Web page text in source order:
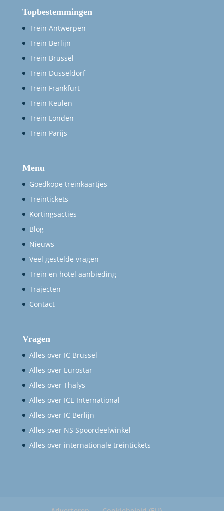
Topbestemmingen
Trein Antwerpen
Trein Berlijn
Trein Brussel
Trein Düsseldorf
Trein Frankfurt
Trein Keulen
Trein Londen
Trein Parijs
Menu
Goedkope treinkaartjes
Treintickets
Kortingsacties
Blog
Nieuws
Veel gestelde vragen
Trein en hotel aanbieding
Trajecten
Contact
Vragen
Alles over IC Brussel
Alles over Eurostar
Alles over Thalys
Alles over ICE International
Alles over IC Berlijn
Alles over NS Spoordeelwinkel
Alles over internationale treintickets